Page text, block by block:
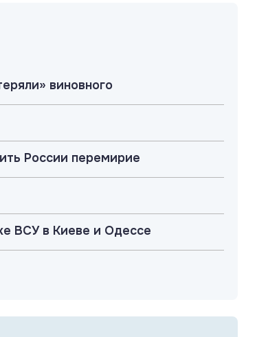
виновного
России перемирие
ВСУ в Киеве и Одессе